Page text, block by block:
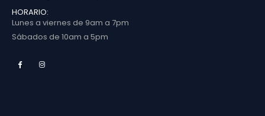
HORARIO:
Lunes a viernes de 9am a 7pm
Sábados de 10am a 5pm